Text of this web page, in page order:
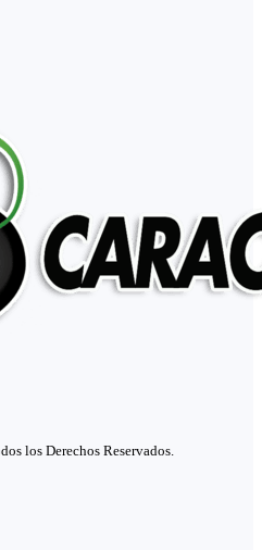
los Derechos Reservados.